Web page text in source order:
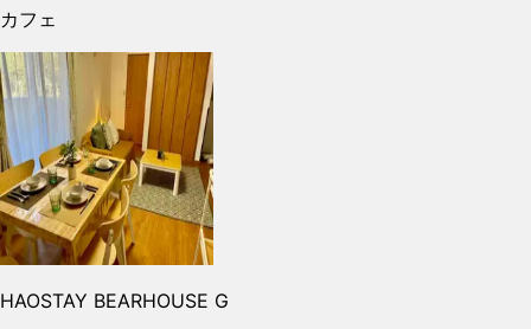
カフェ
HAOSTAY BEARHOUSE G